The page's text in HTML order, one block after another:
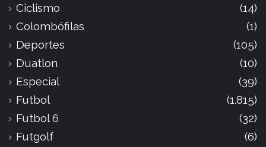
Ciclismo
(14)
Colombófilas
(1)
Deportes
(105)
Duatlon
(10)
Especial
(39)
Futbol
(1.815)
Futbol 6
(32)
Futgolf
(6)